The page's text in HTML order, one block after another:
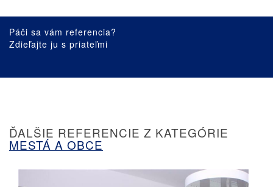
Páči sa vám referencia?
Zdieľajte ju s priateľmi
ĎALŠIE REFERENCIE Z KATEGÓRIE
MESTÁ A OBCE